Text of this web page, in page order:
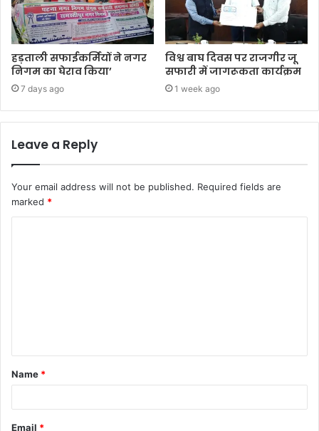
हड़ताली सफाईकर्मियों ने नगर
निगम का घेराव किया’
7 days ago
विश्व बाघ दिवस पर राजगीर जू
सफारी में जागरूकता कार्यक्रम
1 week ago
Leave a Reply
Your email address will not be published. Required fields are
marked *
Name *
Email *